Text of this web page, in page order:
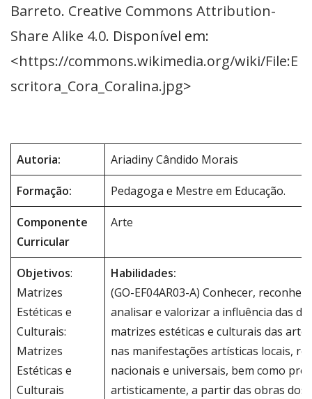
Barreto. Creative Commons Attribution-
Share Alike 4.0. Disponível em:
<https://commons.wikimedia.org/wiki/File:E
scritora_Cora_Coralina.jpg>
Autoria: Ariadiny Cândido Morais
Formação: Pedagoga e Mestre em Educação.
Componente
Curricular
Arte
Objetivos:
Matrizes
Estéticas e
Culturais:
Matrizes
Estéticas e
Culturais
Habilidades:
(GO-EF04AR03-A) Conhecer,
analisar e valorizar a influência das
matrizes estéticas e culturais das
nas manifestações artísticas locais,
nacionais e universais, bem como
artisticamente, a partir das obras dos